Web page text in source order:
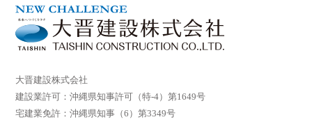
大晋建設株式会社
建設業許可：沖縄県知事許可（特-4）第1649号
宅建業免許：沖縄県知事（6）第3349号